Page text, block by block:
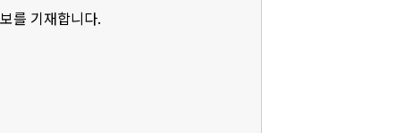
를 기재합니다.